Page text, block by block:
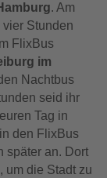
. Am
vier Stunden
FlixBus
im
Nachtbus
seid ihr
Tag in
den FlixBus
später an. Dort
um die Stadt zu